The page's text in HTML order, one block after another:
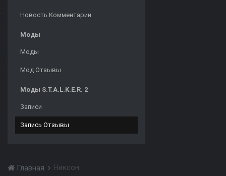
Новость Комментарии
Моды
Моды
Мод Отзывы
Моды S.T.A.L.K.E.R. 2
Записи
Запись Отзывы
Главная Никсон